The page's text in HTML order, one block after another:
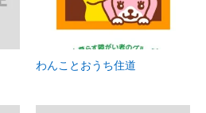
わんことおうち住道